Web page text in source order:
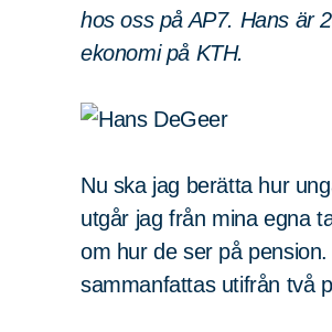
hos oss på AP7. Hans är
ekonomi på KTH.
Nu ska jag berätta hur
utgår jag från mina egna
om hur de ser på
sammanfattas utifrån två